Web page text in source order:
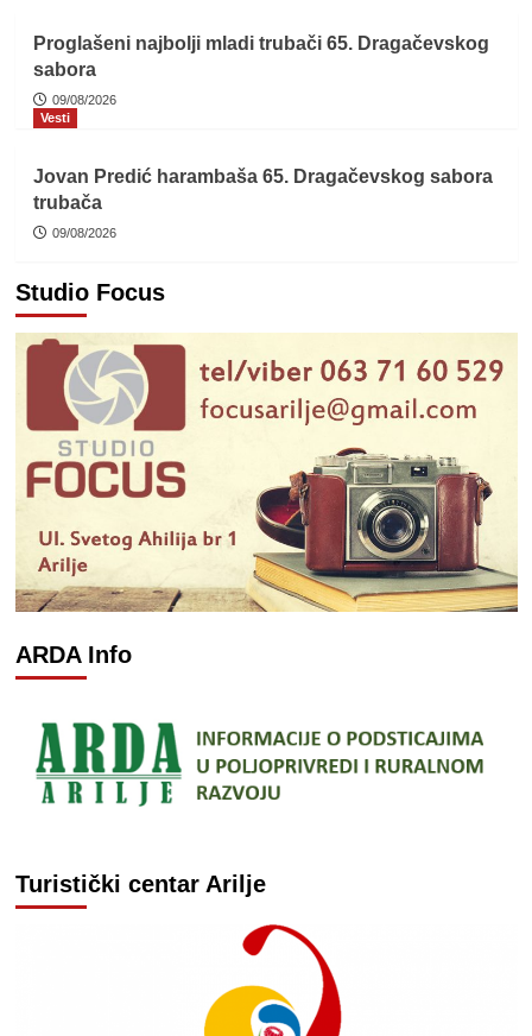
Proglašeni najbolji mladi trubači 65. Dragačevskog
sabora
09/08/2026
Vesti
Jovan Predić harambaša 65. Dragačevskog sabora
trubača
09/08/2026
Studio Focus
ARDA Info
Turistički centar Arilje